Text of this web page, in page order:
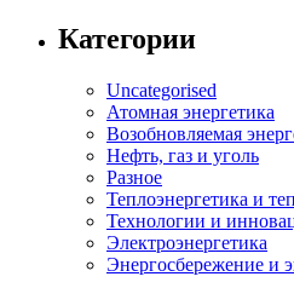
Категории
Uncategorised
Атомная энергетика
Возобновляемая
Нефть, газ и уголь
Разное
Теплоэнергетика и
Технологии и
Электроэнергетика
Энергосбережение и